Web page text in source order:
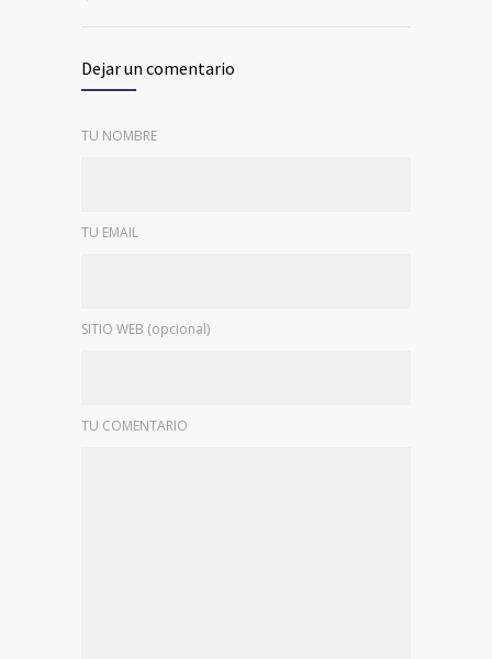
Dejar un comentario
TU NOMBRE
TU EMAIL
SITIO WEB (opcional)
TU COMENTARIO